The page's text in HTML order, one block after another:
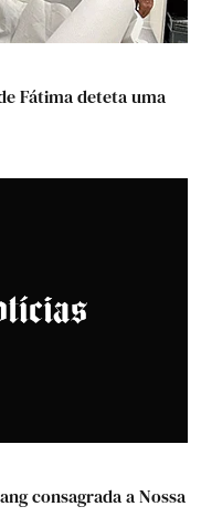
Fátima deteta uma
consagrada a Nossa